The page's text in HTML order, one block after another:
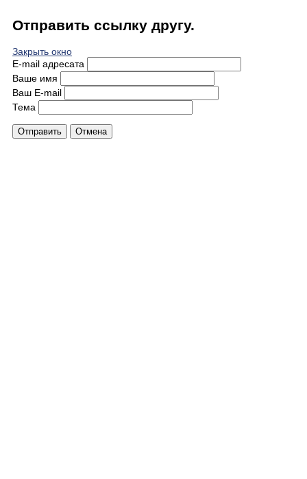
Отправить ссылку другу.
Закрыть окно
E-mail адресата
Ваше имя
Ваш E-mail
Тема
Отправить Отмена